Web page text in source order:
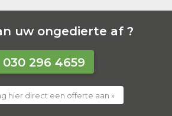
uw ongedierte af ?
030 296 4659
hier direct een offerte aan »